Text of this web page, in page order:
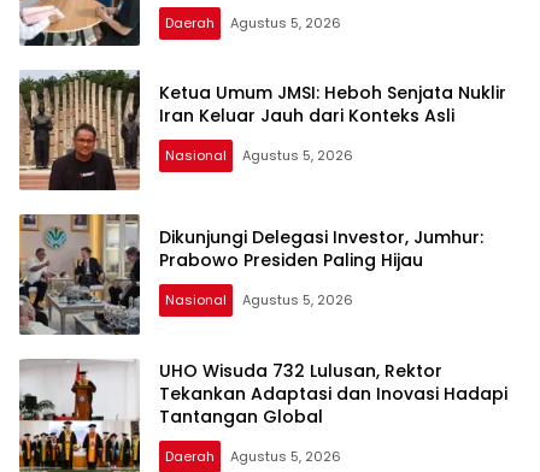
Daerah Agustus 5, 2026
Ketua Umum JMSI: Heboh Senjata Nuklir
Iran Keluar Jauh dari Konteks Asli
Nasional Agustus 5, 2026
Dikunjungi Delegasi Investor, Jumhur:
Prabowo Presiden Paling Hijau
Nasional Agustus 5, 2026
UHO Wisuda 732 Lulusan, Rektor
Tekankan Adaptasi dan Inovasi Hadapi
Tantangan Global
Daerah Agustus 5, 2026